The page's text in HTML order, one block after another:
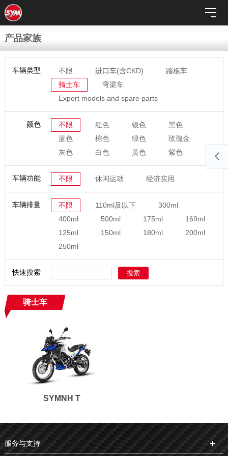
产品家族
车辆类型 不限 进口车(含CKD)
踏板车
骑士车
弯梁车
Export models and spare parts
颜色 不限 红色 银色
黑色
蓝色
棕色 绿色
玫瑰金
灰色
白色 黄色 紫色
车辆功能 不限 休闲运动 经济实用
车辆排量 不限 110ml及以下
300ml
400ml
500ml 175ml
169ml
125ml
150ml 180ml
200ml
250ml
快速搜索
骑士车
SYMNH T
服务与支持